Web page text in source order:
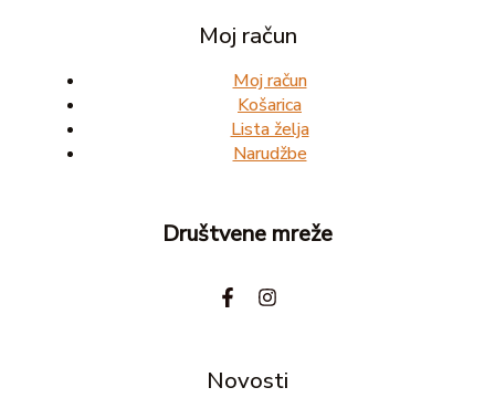
Moj račun
Moj račun
Košarica
Lista želja
Narudžbe
Društvene mreže
Novosti